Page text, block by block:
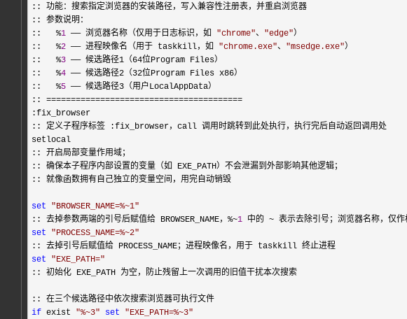
:: 功能：搜索指定浏览器的安装路径，写入兼容性注册表，并重启浏览器
:: 参数说明：
:: %1 —— 浏览器名称（仅用于日志标识，如 "chrome"、 "edge"）
:: %2 —— 进程映像名（用于 taskkill，如 "chrome.exe"、 "msedge.exe"）
:: %3 —— 候选路径1（64位Program Files）
:: %4 —— 候选路径2（32位Program Files x86）
:: %5 —— 候选路径3（用户LocalAppData）
:: ========================================
:fix_browser
:: 定义子程序标签 :fix_browser，call 调用时跳转到此处执行，执行完后自动返回调用处
setlocal
:: 开启局部变量作用域；
:: 确保本子程序内部设置的变量（如 EXE_PATH）不会泄漏到外部影响其他逻辑；
:: 就像函数拥有自己独立的变量空间，用完自动销毁
set "BROWSER_NAME=%~1"
:: 去掉参数两端的引号后赋值给 BROWSER_NAME， %~1 中的 ~
set
"PROCESS_NAME=%~2"
set
"EXE_PATH="
:: 初始化 EXE_PATH 为空，防止残留上一次调用的旧值干扰本次搜索
if exist "%~3" set "EXE_PATH=%~3"